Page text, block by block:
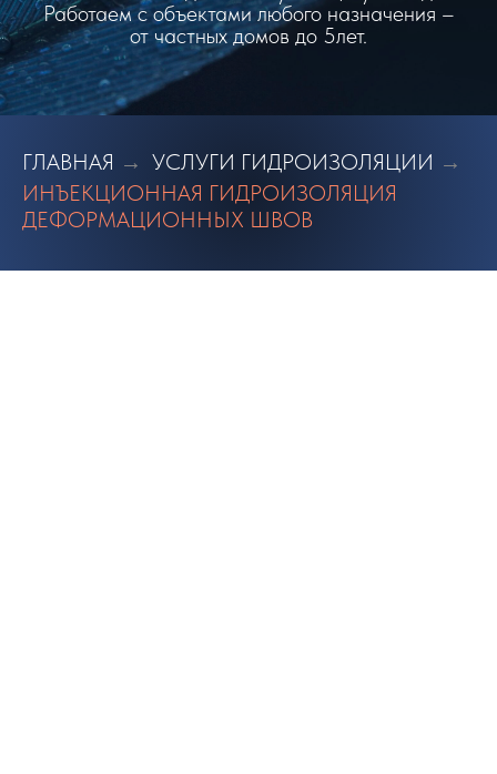
Работаем с объектами любого назначения –
от частных домов до 5лет.
ГЛАВНАЯ → УСЛУГИ ГИДРОИЗОЛЯЦИИ →
ИНЪЕКЦИОННАЯ ГИДРОИЗОЛЯЦИЯ
ДЕФОРМАЦИОННЫХ ШВОВ